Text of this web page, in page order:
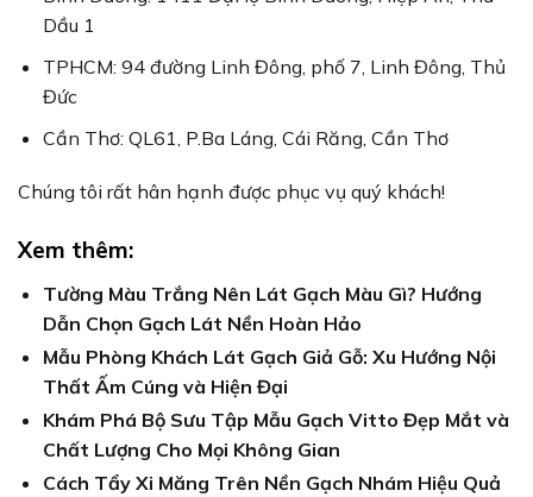
Dầu 1
TPHCM: 94 đường Linh Đông, phố 7, Linh Đông, Thủ
Đức
Cần Thơ: QL61, P.Ba Láng, Cái Răng, Cần Thơ
Chúng tôi rất hân hạnh được phục vụ quý khách!
Xem thêm:
Tường Màu Trắng Nên Lát Gạch Màu Gì? Hướng
Dẫn Chọn Gạch Lát Nền Hoàn Hảo
Mẫu Phòng Khách Lát Gạch Giả Gỗ: Xu Hướng Nội
Thất Ấm Cúng và Hiện Đại
Khám Phá Bộ Sưu Tập Mẫu Gạch Vitto Đẹp Mắt và
Chất Lượng Cho Mọi Không Gian
Cách Tẩy Xi Măng Trên Nền Gạch Nhám Hiệu Quả